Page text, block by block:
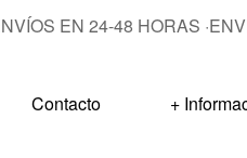
EN 24-48 HORAS ·
Contacto +